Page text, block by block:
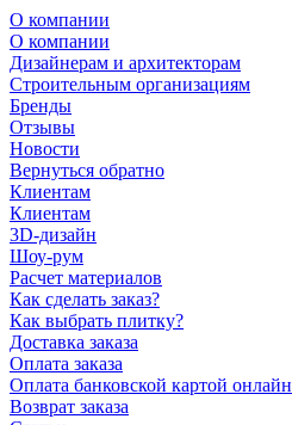
О компании
О компании
Дизайнерам и архитекторам
Строительным организациям
Бренды
Отзывы
Новости
Вернуться обратно
Клиентам
Клиентам
3D-дизайн
Шоу-рум
Расчет материалов
Как сделать заказ?
Как выбрать плитку?
Доставка заказа
Оплата заказа
Оплата банковской картой онлайн
Возврат заказа